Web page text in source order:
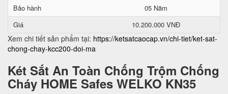
Bảo hành
05 Năm
Giá
10.200.000 VNĐ
Xem chi tiết sản phẩm tại: https://ketsatcaocap.vn/chi-tiet/ket-sat-
chong-chay-kcc200-doi-ma
Két Sắt An Toàn Chống Trộm Chống
Cháy HOME Safes WELKO KN35